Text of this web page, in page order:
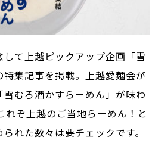
して上越ピックアップ企画「雪
集記事を掲載。上越愛麺会が
むろ酒かすらーめん」が味わ
れぞ上越のご当地らーめん！と
れた数々は要チェックです。